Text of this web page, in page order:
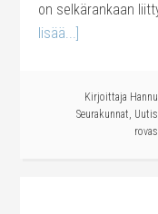
on selkärankaan
lisää...]
Kirjoittaja
Seurakunnat,